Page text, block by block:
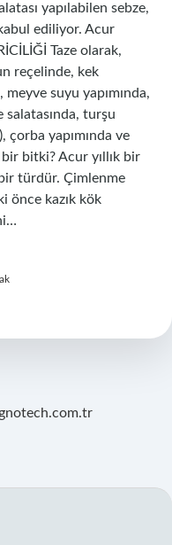
yapılabilen sebze,
ediliyor. Acur
Taze olarak,
reçelinde, kek
meyve suyu yapımında,
salatasında, turşu
çorba yapımında ve
bitki? Acur yıllık bir
türdür. Çimlenme
önce kazık kök